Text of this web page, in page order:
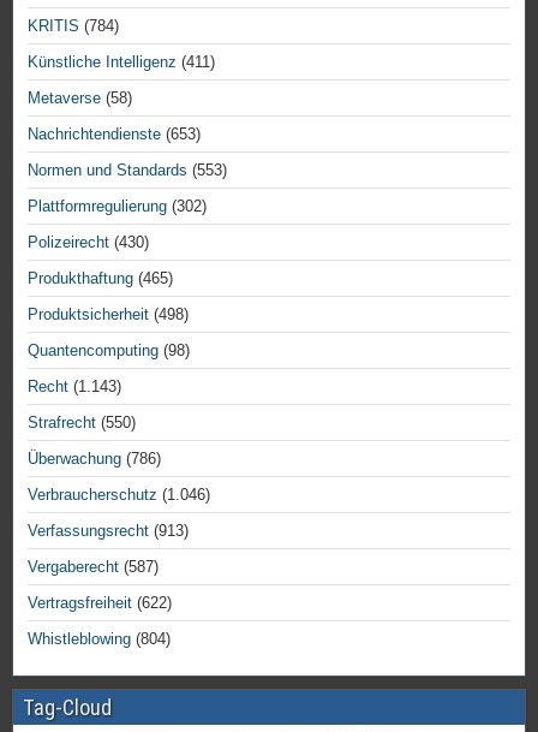
KRITIS (784)
Künstliche Intelligenz (411)
Metaverse (58)
Nachrichtendienste (653)
Normen und Standards (553)
Plattformregulierung (302)
Polizeirecht (430)
Produkthaftung (465)
Produktsicherheit (498)
Quantencomputing (98)
Recht (1.143)
Strafrecht (550)
Überwachung (786)
Verbraucherschutz (1.046)
Verfassungsrecht (913)
Vergaberecht (587)
Vertragsfreiheit (622)
Whistleblowing (804)
Tag-Cloud